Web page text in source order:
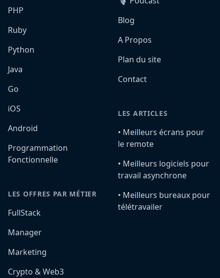
PHP
Ruby
Python
Java
Go
iOS
Android
Programmation
Fonctionnelle
LES OFFRES PAR MÉTIER
FullStack
Manager
Marketing
Crypto & Web3
Blog
A Propos
Plan du site
Contact
LES ARTICLES
•️ Meilleurs écrans pour
le remote
•️ Meilleurs logiciels pour
travail asynchrone
•️ Meilleurs bureaux pour
télétravailer